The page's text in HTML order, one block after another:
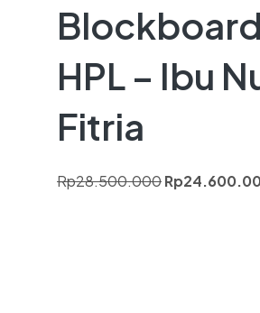
HPL – Ibu
Fitria
Rp28.500.000Rp